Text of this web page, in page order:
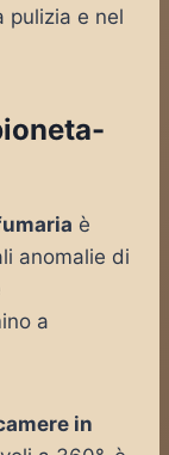
pulizia e nel
è
anomalie di
a
in